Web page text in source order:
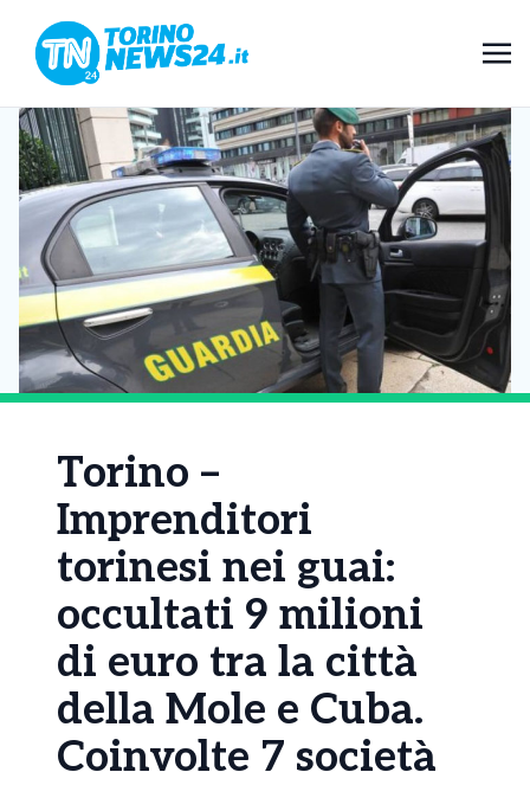
Torino –
Imprenditori
torinesi nei guai:
occultati 9 milioni
di euro tra la città
della Mole e Cuba.
Coinvolte 7 società